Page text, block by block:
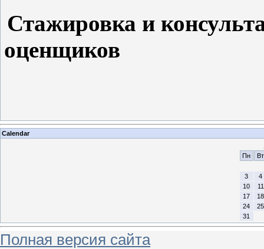
Стажировка и
оценщиков
Calendar
Пн
Вт
3
4
10
11
17
18
24
25
31
Полная версия сайта